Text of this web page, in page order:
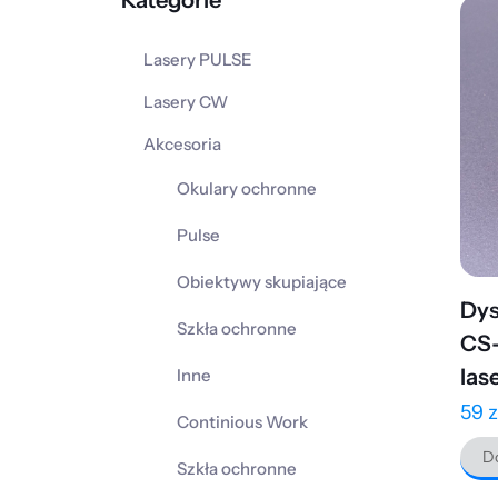
Lasery PULSE
Lasery CW
Akcesoria
Okulary ochronne
Pulse
Obiektywy skupiające
Szkła ochronne
Inne
Continious Work
Szkła ochronne
59